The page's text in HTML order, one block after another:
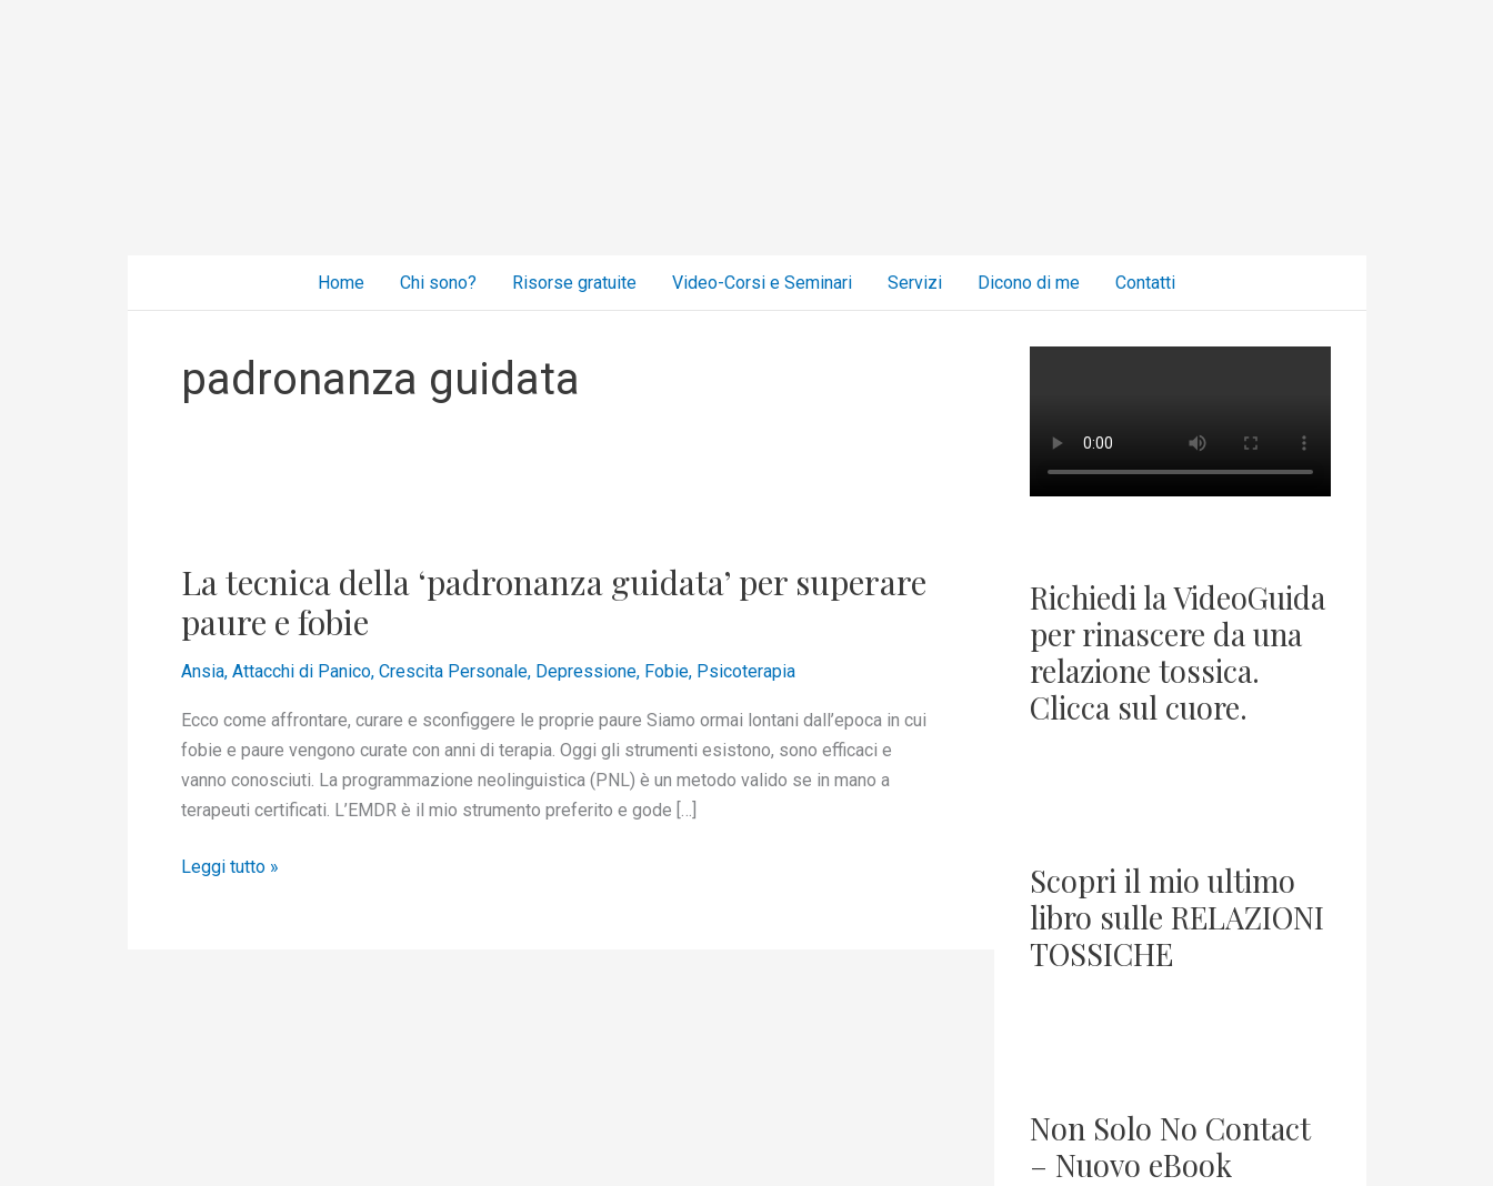
Home Chi sono? Risorse gratuite Video-Corsi e Seminari Servizi Dicono di me Contatti
padronanza guidata
La tecnica della ‘padronanza guidata’ per superare
paure e fobie
Ansia, Attacchi di Panico, Crescita Personale, Depressione, Fobie, Psicoterapia
Ecco come affrontare, curare e sconfiggere le proprie paure Siamo ormai lontani dall’epoca in cui
fobie e paure vengono curate con anni di terapia. Oggi gli strumenti esistono, sono efficaci e
vanno conosciuti. La programmazione neolinguistica (PNL) è un metodo valido se in mano a
terapeuti certificati. L’EMDR è il mio strumento preferito e gode […]
della
guidata’
per
paure
e
fobie
Leggi tutto »
Richiedi la VideoGuida
per rinascere da una
relazione tossica.
Clicca sul cuore.
Scopri il mio ultimo
libro sulle RELAZIONI
TOSSICHE
Non Solo No Contact
– Nuovo eBook